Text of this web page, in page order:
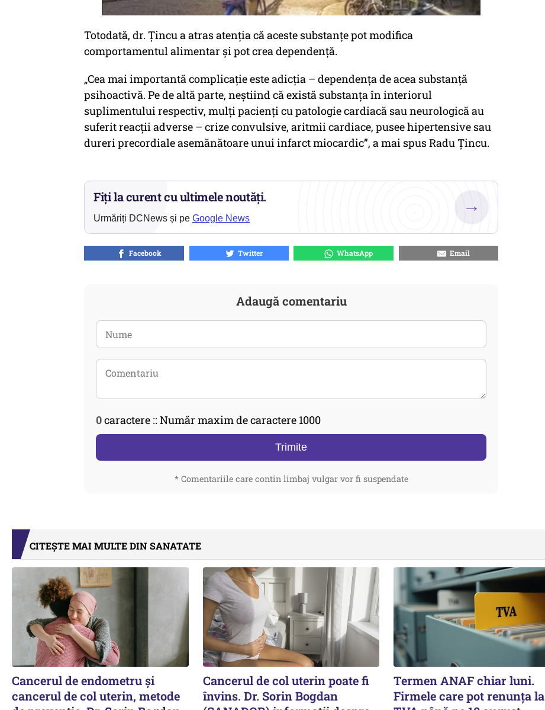
Totodată, dr. Țincu a atras atenția că aceste substanțe pot modifica
comportamentul alimentar și pot crea dependență.
„Cea mai importantă complicație este adicția – dependența de acea substanță
psihoactivă. Pe de altă parte, neștiind că există substanța în interiorul
suplimentului respectiv, mulți pacienți cu patologie cardiacă sau neurologică au
suferit reacții adverse – crize convulsive, aritmii cardiace, pusee hipertensive sau
dureri precordiale asemănătoare unui infarct miocardic”, a mai spus Radu Țincu.
Fiți la curent cu ultimele noutăți.
Urmăriți DCNews și pe Google News
→
Facebook Twitter WhatsApp Email
Adaugă comentariu
0caractere :: Număr maxim de caractere 1000
Trimite
* Comentariile care contin limbaj vulgar vor fi suspendate
CITEȘTE MAI MULTE DIN SANATATE
Cancerul de endometru și
cancerul de col uterin, metode
Cancerul de col uterin poate fi
învins. Dr. Sorin Bogdan
Termen ANAF chiar luni.
Firmele care pot renunța la